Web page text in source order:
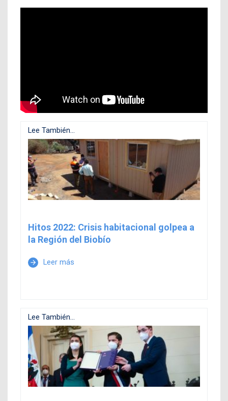
Lee También...
Hitos 2022: Crisis habitacional golpea a
la Región del Biobío
arrow_forward Leer más
Lee También...